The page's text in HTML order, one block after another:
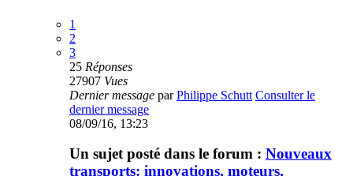
1
2
3
25 Réponses
27907 Vues
Dernier message parPhilippe Schutt Consulter le
dernier message
08/09/16, 13:23
Un sujet posté dans le forum : Nouveaux
transports: innovations, moteurs,